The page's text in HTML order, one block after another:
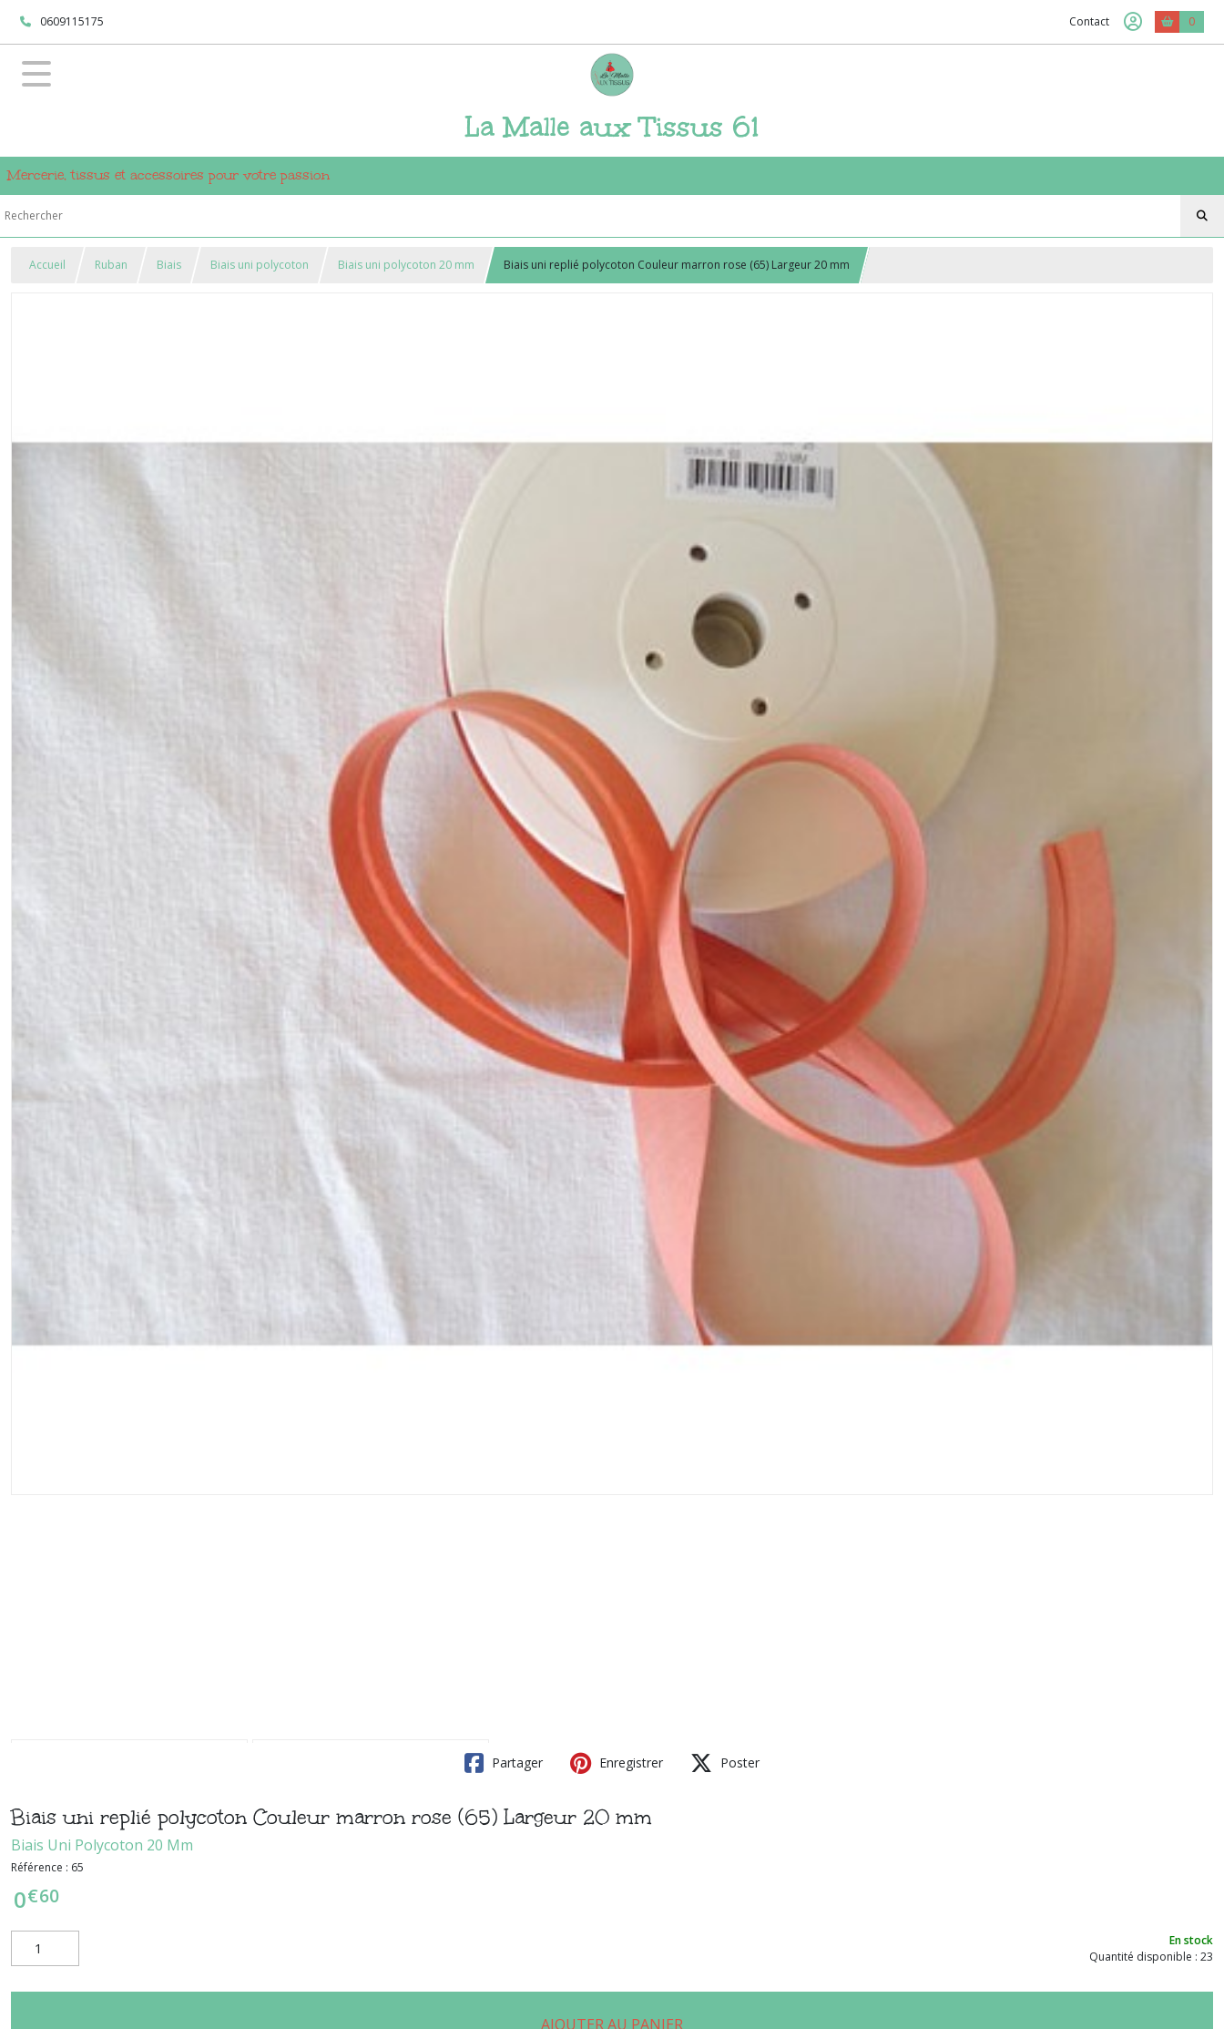
0609115175 Contact 0
La Malle aux Tissus 61
Mercerie, tissus et accessoires pour votre passion
Accueil Ruban Biais Biais uni polycoton Biais uni polycoton 20 mm Biais uni replié polycoton Couleur marron rose (65) Largeur 20 mm
Partager Enregistrer Poster
Biais uni replié polycoton Couleur marron rose (65) Largeur 20 mm
Biais Uni Polycoton 20 Mm
Référence : 65
0€60
En stock
Quantité disponible : 23
AJOUTER AU PANIER